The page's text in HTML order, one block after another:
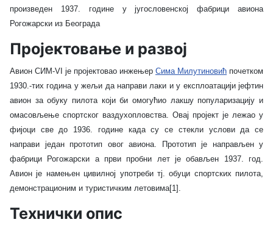
произведен 1937. године у југословенској фабрици авиона
Рогожарски из Београда
Пројектовање и развој
Авион СИМ-VI је пројектовао инжењер Сима Милутиновић почетком
1930.-тих година у жељи да направи лаки и у експлоатацији јефтин
авион за обуку пилота који би омогућио лакшу популаризацију и
омасовљење спортског ваздухопловства. Овај пројект је лежао у
фијоци све до 1936. године када су се стекли услови да се
направи један прототип овог авиона. Прототип је направљен у
фабрици Рогожарски а први пробни лет је обављен 1937. год.
Авион је намењен цивилној употреби тј. обуци спортских пилота,
демонстрационим и туристичким летовима[1].
Технички опис